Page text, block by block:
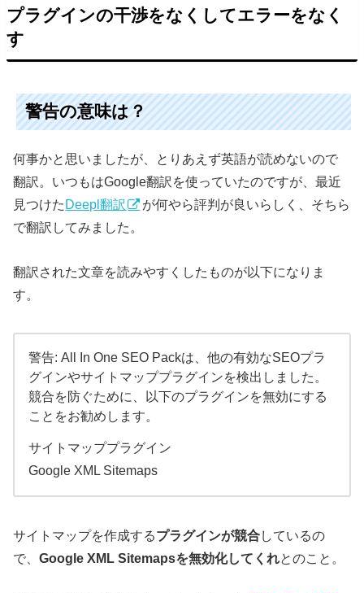
プラグインの干渉をなくしてエラーをなく
す
警告の意味は？
何事かと思いましたが、とりあえず英語が読めないので
翻訳。いつもはGoogle翻訳を使っていたのですが、最近
見つけたDeepl翻訳
が何やら評判が良いらしく、そちら
で翻訳してみました。
翻訳された文章を読みやすくしたものが以下になりま
す。
警告: All In One SEO Packは、他の有効なSEOプラ
グインやサイトマッププラグインを検出しました。
競合を防ぐために、以下のプラグインを無効にする
ことをお勧めします。
サイトマッププラグイン
Google XML Sitemaps
サイトマップを作成するプラグインが競合しているの
で、Google XML Sitemapsを無効化してくれとのこと。